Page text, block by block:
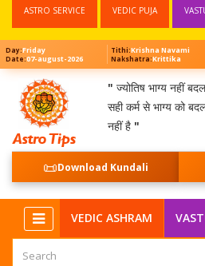
ASTRO SERVICE VEDIC PUJA
Day:Friday
Date:07-august-2026
Tithi:Krishna Navami
Nakshatra:Krittika
" ज्योतिष भाग्य नहीं
सही कर्म से भाग्य को
नहीं है "
📜Download Kundali
VEDIC ASHRAM